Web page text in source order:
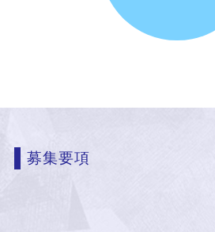
募集要項